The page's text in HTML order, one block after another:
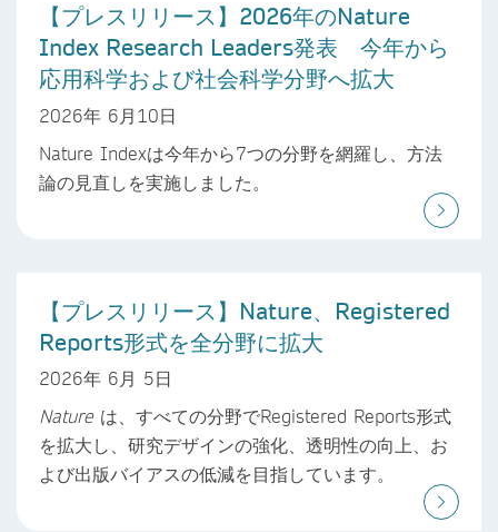
【プレスリリース】2026年のNature
Index Research Leaders発表 今年から
応用科学および社会科学分野へ拡大
2026年 6月10日
Nature Indexは今年から7つの分野を網羅し、方法
論の見直しを実施しました。
【プレスリリース】Nature、Registered
Reports形式を全分野に拡大
2026年 6月 5日
Natureは、すべての分野でRegistered Reports形式
を拡大し、研究デザインの強化、透明性の向上、お
よび出版バイアスの低減を目指しています。